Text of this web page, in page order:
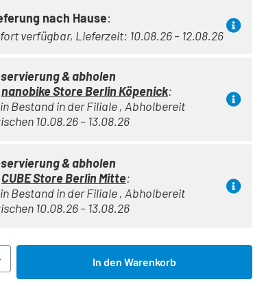
nach Hause:
verfügbar, Lieferzeit: 10.08.26 – 12.08.26
& abholen
nanobike Store Berlin Köpenick:
Bestand in der Filiale , Abholbereit
10.08.26 – 13.08.26
& abholen
CUBE Store Berlin Mitte:
Bestand in der Filiale , Abholbereit
10.08.26 – 13.08.26
Gib den gewünschten Wert ein
In den Warenkorb